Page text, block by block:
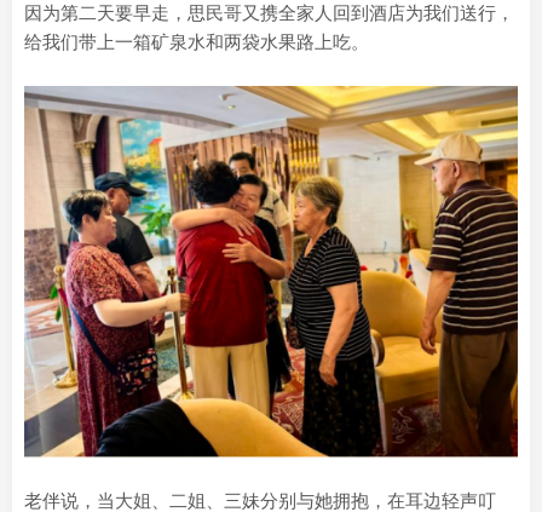
因为第二天要早走，思民哥又携全家人回到酒店为我们送行，
给我们带上一箱矿泉水和两袋水果路上吃。
老伴说，当大姐、二姐、三妹分别与她拥抱，在耳边轻声叮